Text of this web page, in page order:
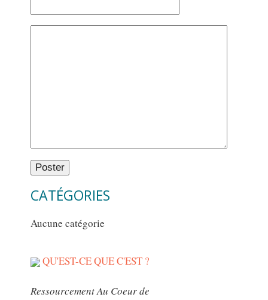
CATÉGORIES
Aucune catégorie
QU'EST-CE QUE C'EST ?
Ressourcement Au Coeur de